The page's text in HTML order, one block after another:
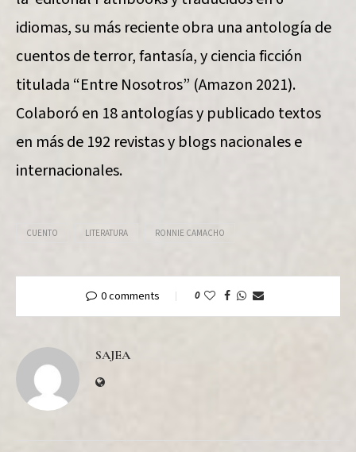
idiomas, su más reciente obra una antología de
cuentos de terror, fantasía, y ciencia ficción
titulada “Entre Nosotros” (Amazon 2021).
Colaboró en 18 antologías y publicado textos
en más de 192 revistas y blogs nacionales e
internacionales.
CUENTO LITERATURA RONNIE CAMACHO
0 comments 0
SAJEA